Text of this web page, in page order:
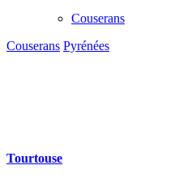
Couserans
Couserans Pyrénées
Tourtouse